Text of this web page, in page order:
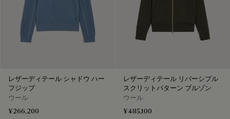
レザーディテール シャドウ ハー
フジップ
ウール
¥266,200
レザーディテール リバーシブル
スクリットパターン ブルゾン
ウール
¥485,100